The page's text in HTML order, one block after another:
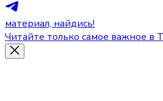
материал, найдись!
Читайте только самое важное в